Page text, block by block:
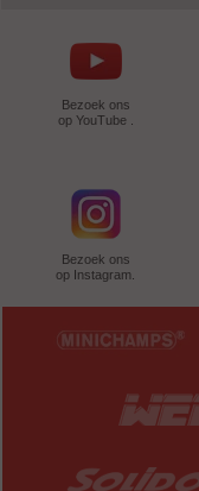
Bezoek ons
op YouTube .
Bezoek ons
op Instagram.